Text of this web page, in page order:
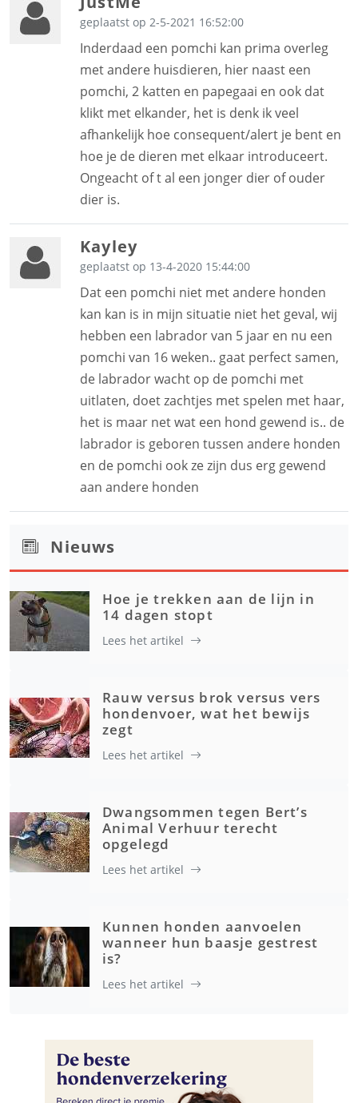
geplaatst op 2-5-2021 16:52:00
Inderdaad een pomchi kan prima overleg
met andere huisdieren, hier naast een
pomchi, 2 katten en papegaai en ook dat
klikt met elkander, het is denk ik veel
afhankelijk hoe consequent/alert je bent en
hoe je de dieren met elkaar introduceert.
Ongeacht of t al een jonger dier of ouder
dier is.
Kayley
geplaatst op 13-4-2020 15:44:00
Dat een pomchi niet met andere honden
kan kan is in mijn situatie niet het geval, wij
hebben een labrador van 5 jaar en nu een
pomchi van 16 weken.. gaat perfect samen,
de labrador wacht op de pomchi met
uitlaten, doet zachtjes met spelen met haar,
het is maar net wat een hond gewend is.. de
labrador is geboren tussen andere honden
en de pomchi ook ze zijn dus erg gewend
aan andere honden
Nieuws
Hoe je trekken aan de lijn in
14 dagen stopt
Lees het artikel
Rauw versus brok versus vers
hondenvoer, wat het bewijs
zegt
Lees het artikel
Dwangsommen tegen Bert’s
Animal Verhuur terecht
opgelegd
Lees het artikel
Kunnen honden aanvoelen
wanneer hun baasje gestrest
is?
Lees het artikel